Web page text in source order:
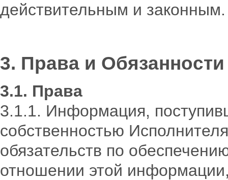
действительным и законным.
3. Права и
3.1. Права
3.1.1. Информация,
собственностью
обязательств по
отношении этой